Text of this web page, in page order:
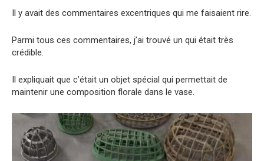
Il y avait des commentaires excentriques qui me faisaient rire.
Parmi tous ces commentaires, j’ai trouvé un qui était très
crédible.
Il expliquait que c’était un objet spécial qui permettait de
maintenir une composition florale dans le vase.